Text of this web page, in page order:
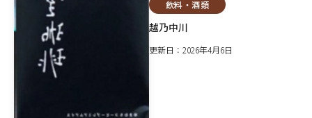
飲料・酒類
越乃中川
更新日：2026年4月6日